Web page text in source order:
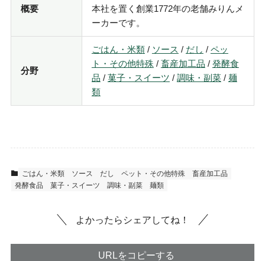
概要
本社を置く創業1772年の老舗みりんメ
ーカーです。
分野
ごはん・米類/ ソース / だし / ペッ
ト・その他特殊 / 畜産加工品 / 発酵食
品 / 菓子・スイーツ / 調味・副菜/ 麺
類
ごはん・米類 ソース だし ペット・その他特殊
畜産加工品
発酵食品
菓子・スイーツ 調味・副菜 麺類
よかったらシェアしてね！
URLをコピーする